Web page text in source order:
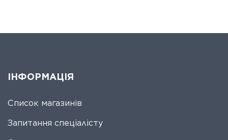
ІНФОРМАЦІЯ
Список магазинів
Запитання спеціалісту